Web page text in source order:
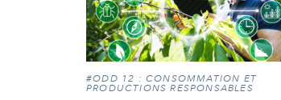
#ODD 12 : CONSOMMATION ET
PRODUCTIONS RESPONSABLES